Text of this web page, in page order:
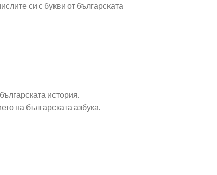
си с букви от българската
история.
на българската азбука.